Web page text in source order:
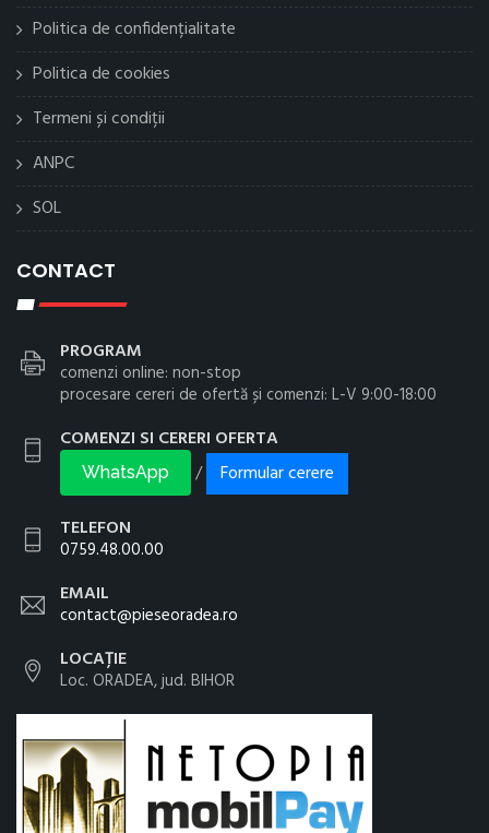
Politica de confidențialitate
Politica de cookies
Termeni și condiții
ANPC
SOL
CONTACT
PROGRAM
comenzi online: non-stop
procesare cereri de ofertă și comenzi: L-V 9:00-18:00
COMENZI SI CERERI OFERTA
WhatsApp /
Formular cerere
TELEFON
0759.48.00.00
EMAIL
contact@pieseoradea.ro
LOCAȚIE
Loc. ORADEA, jud. BIHOR